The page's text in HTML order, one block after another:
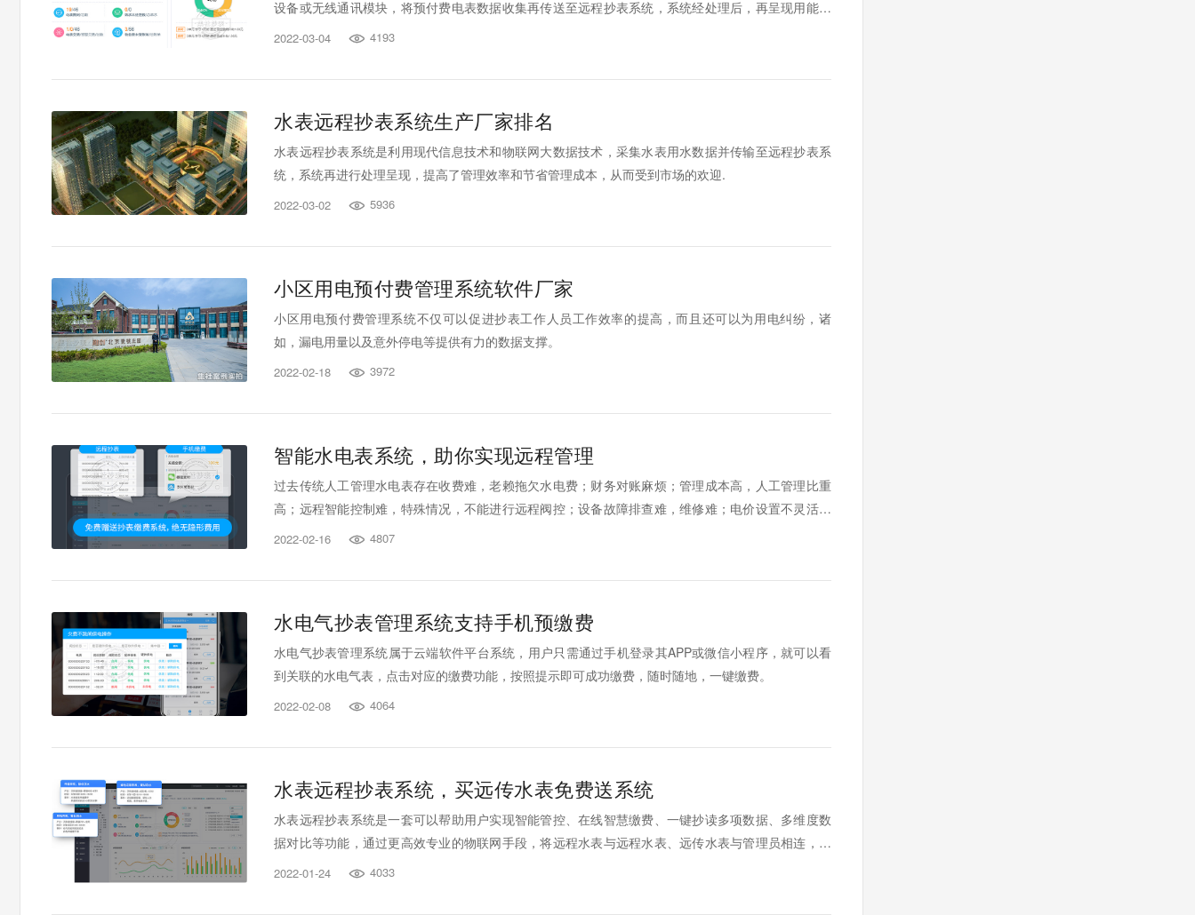
设备或无线通讯模块，将预付费电表数据收集再传送至远程抄表系统，系统经处理后，再呈现用能数
据报表，整个抄表过程就是这样完成的。
2022-03-04  4193
水表远程抄表系统生产厂家排名
水表远程抄表系统是利用现代信息技术和物联网大数据技术，采集水表用水数据并传输至远程抄表系
统，系统再进行处理呈现，提高了管理效率和节省管理成本，从而受到市场的欢迎.
2022-03-02  5936
小区用电预付费管理系统软件厂家
小区用电预付费管理系统不仅可以促进抄表工作人员工作效率的提高，而且还可以为用电纠纷，诸
如，漏电用量以及意外停电等提供有力的数据支撑。
2022-02-18  3972
智能水电表系统，助你实现远程管理
过去传统人工管理水电表存在收费难，老赖拖欠水电费；财务对账麻烦；管理成本高，人工管理比重
高；远程智能控制难，特殊情况，不能进行远程阀控；设备故障排查难，维修难；电价设置不灵活等
问题，长期困扰着水电管理员。
2022-02-16  4807
水电气抄表管理系统支持手机预缴费
水电气抄表管理系统属于云端软件平台系统，用户只需通过手机登录其APP或微信小程序，就可以看
到关联的水电气表，点击对应的缴费功能，按照提示即可成功缴费，随时随地，一键缴费。
2022-02-08  4064
水表远程抄表系统，买远传水表免费送系统
水表远程抄表系统是一套可以帮助用户实现智能管控、在线智慧缴费、一键抄读多项数据、多维度数
据对比等功能，通过更高效专业的物联网手段，将远程水表与远程水表、远传水表与管理员相连，实
现跨时间和空间的信息交互。
2022-01-24  4033